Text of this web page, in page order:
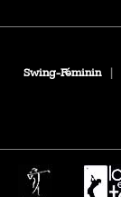
Swing-Féminin